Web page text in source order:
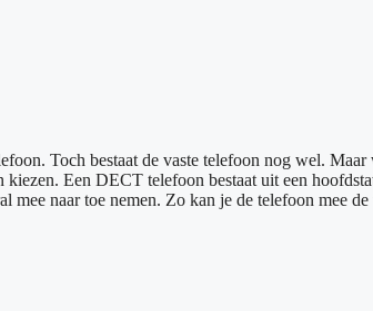
Toch bestaat de vaste telefoon nog wel.
Een DECT telefoon bestaat uit een
mee naar toe nemen. Zo kan je de telefoon mee